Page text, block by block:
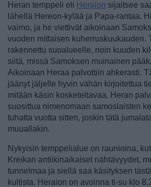
Heran temppeli eli Heraion sijaitsee
lähellä Hereon-kylää ja Papa-rantaa.
vaimo, ja he viettivät aikoinaan
vuoden mittaisen kuherruskuukauden.
rakennettu suoalueelle, noin kuuden
siitä, missä Samoksen muinainen
Aikoinaan Heraa palvottiin ahkerasti.
jäänyt jäljelle hyvin vähän kirjoitettua
mitään käsin kosketeltavaa. Heran
suosittua nimenomaan samoslaisten
tuhatta vuotta sitten, joskin tätä
muuallakin.
Nykyisin temppelialue on raunioina,
Kreikan antiikinaikaiset nähtävyydet,
tunnelmaa ja siellä saa käsityksen
kultista. Heraion on avoinna ti-su klo